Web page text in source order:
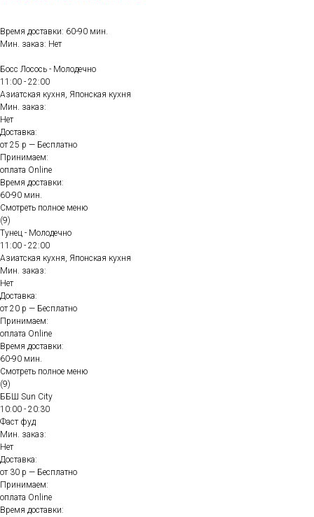
Время доставки: 60-90 мин.
Мин. заказ: Нет
Босс Лосось - Молодечно
11:00 - 22:00
Азиатская кухня, Японская кухня
Мин. заказ:
Нет
Доставка:
от 25 р — Бесплатно
Принимаем:
оплата Online
Время доставки:
60-90 мин.
Смотреть полное меню
(9)
Тунец - Молодечно
11:00 - 22:00
Азиатская кухня, Японская кухня
Мин. заказ:
Нет
Доставка:
от 20 р — Бесплатно
Принимаем:
оплата Online
Время доставки:
60-90 мин.
Смотреть полное меню
(9)
ББШ Sun City
10:00 - 20:30
Фаст фуд
Мин. заказ:
Нет
Доставка:
от 30 р — Бесплатно
Принимаем:
оплата Online
Время доставки: